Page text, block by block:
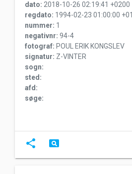
dato: 2018-10-26 02:19:41 +0200
regdato: 1994-02-23 01:00:00
nummer: 1
negativnr: 94-4
fotograf: POUL ERIK KONGSLEV
signatur: Z-VINTER
sogn:
sted:
afd:
søge:
share pageview